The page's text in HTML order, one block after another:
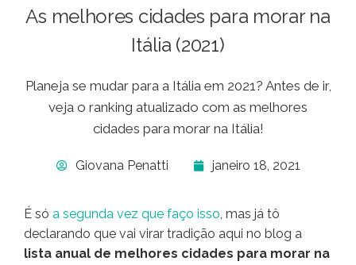
As melhores cidades para morar na
Itália (2021)
Planeja se mudar para a Itália em 2021? Antes de ir,
veja o ranking atualizado com as melhores
cidades para morar na Itália!
Giovana Penatti janeiro 18, 2021
É só a segunda vez que faço isso, mas já tô
declarando que vai virar tradição aqui no blog a
lista anual de melhores cidades para morar na